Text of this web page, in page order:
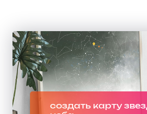
создать карту